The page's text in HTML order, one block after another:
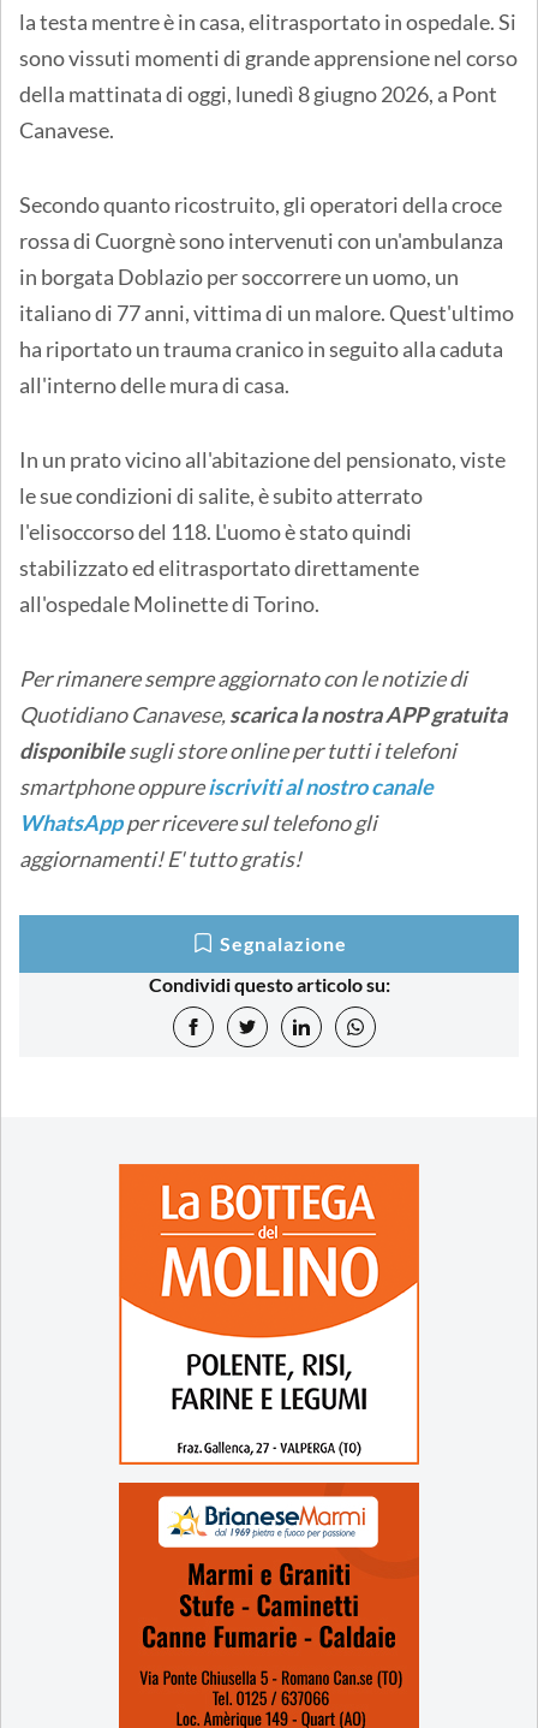
la testa mentre è in casa, elitrasportato in ospedale. Si
sono vissuti momenti di grande apprensione nel corso
della mattinata di oggi, lunedì 8 giugno 2026, a Pont
Canavese.
Secondo quanto ricostruito, gli operatori della croce
rossa di Cuorgnè sono intervenuti con un'ambulanza
in borgata Doblazio per soccorrere un uomo, un
italiano di 77 anni, vittima di un malore. Quest'ultimo
ha riportato un trauma cranico in seguito alla caduta
all'interno delle mura di casa.
In un prato vicino all'abitazione del pensionato, viste
le sue condizioni di salite, è subito atterrato
l'elisoccorso del 118. L'uomo è stato quindi
stabilizzato ed elitrasportato direttamente
all'ospedale Molinette di Torino.
Per rimanere sempre aggiornato con le notizie di
Quotidiano Canavese,scarica la nostra APP gratuita
disponibilesugli store online per tutti i telefoni
smartphone oppureiscriviti al nostro canale
WhatsAppper ricevere sul telefono gli
aggiornamenti! E' tutto gratis!
Segnalazione
Condividi questo articolo su: